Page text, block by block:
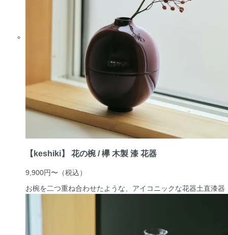
【keshiki】 花の椀 / 欅 木製 漆 花器
9,900円〜 （税込）
お椀を二つ重ね合わせたような、アイコニックな花器土直漆器